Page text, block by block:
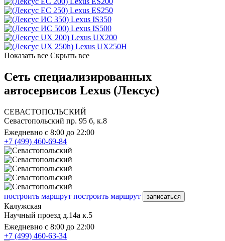
Lexus ES250
Lexus IS350
Lexus IS500
Lexus UX200
Lexus UX250H
Показать все Скрыть все
Сеть специализированных
автосервисов Lexus (Лексус)
СЕВАСТОПОЛЬСКИЙ
Севастопольский пр. 95 б, к.8
Ежедневно с 8:00 до 22:00
+7 (499) 460-69-84
построить маршрут построить маршрут записаться
Калужская
Научный проезд д.14а к.5
Ежедневно с 8:00 до 22:00
+7 (499) 460-63-34